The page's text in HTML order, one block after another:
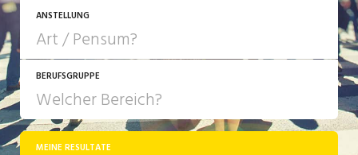
ANSTELLUNG
JOB-TYP
Festanstellung
BERUFSGRUPPE
MEINE RESULTATE